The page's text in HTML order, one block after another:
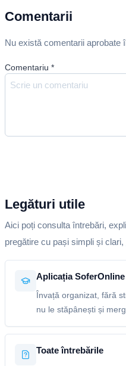
Comentarii
Nu există comentarii aprobate
Comentariu *
Legături utile
Aici poți consulta întrebări,
pregătire cu pași simpli și clari,
Aplicația SoferOnline
Învață organizat, fără
nu le stăpânești și
Toate întrebările